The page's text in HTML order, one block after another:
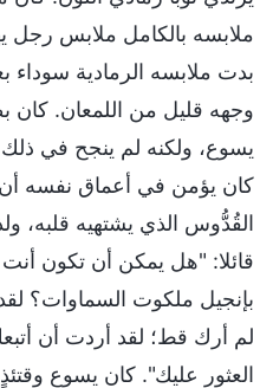
ملابسه بالكامل ملابس رجل
بدت ملابسه الرمادية
وجهه قليل من اللمعان.
يسوع، ولكنه لم ينجح في
كان يؤمن في أعماق نفسه أن
القُدُّوس الذي يشتهيه قلبه،
قائلا: "هل يمكن أن تكون أنت
بإنجيل ملكوت السماوات؟
لم أرك قط؛ لقد أردت أن
العثور عليك". كان يسوع